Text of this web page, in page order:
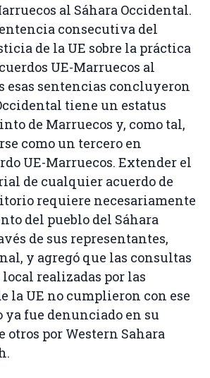
al Sáhara Occidental.
consecutiva del
de la UE sobre la práctica
UE-Marruecos al
esas sentencias concluyeron
tiene un estatus
de Marruecos y, como tal,
como un tercero en
UE-Marruecos. Extender el
de cualquier acuerdo de
requiere necesariamente
del pueblo del Sáhara
de sus representantes,
y agregó que las consultas
realizadas por las
la UE no cumplieron con ese
ya fue denunciado en su
otros por Western Sahara